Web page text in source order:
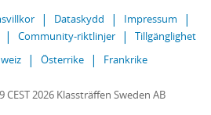
Dataskydd
Impressum
Community-riktlinjer
Tillgänglighet
Österrike Frankrike
CEST 2026 Klassträffen Sweden AB